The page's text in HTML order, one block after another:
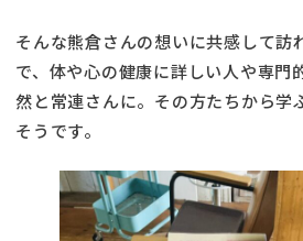
そんな熊倉さんの想いに共感して訪
で、体や心の健康に詳しい人や専門
然と常連さんに。その方たちから学
そうです。